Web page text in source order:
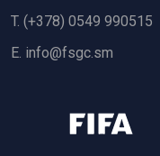
T. (+378) 0549 990515
E. info@fsgc.sm